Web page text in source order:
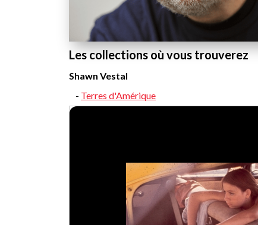
Les collections où vous trouverez
Shawn Vestal
Terres d'Amérique